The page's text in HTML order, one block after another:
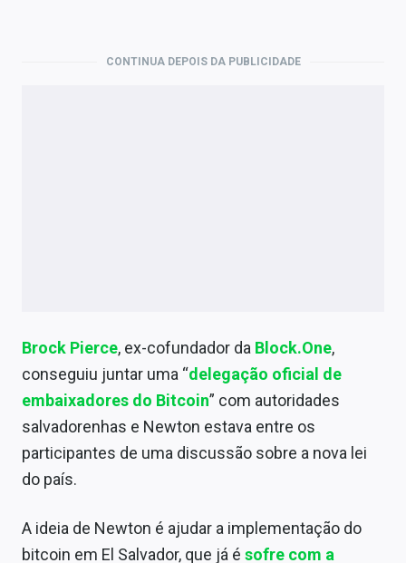
CONTINUA DEPOIS DA PUBLICIDADE
Brock Pierce, ex-cofundador da Block.One,
conseguiu juntar uma “delegação oficial de
embaixadores do Bitcoin” com autoridades
salvadorenhas e Newton estava entre os
participantes de uma discussão sobre a nova lei
do país.
A ideia de Newton é ajudar a implementação do
bitcoin em El Salvador, que já é sofre com a